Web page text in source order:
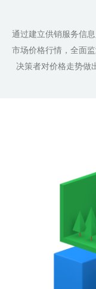
通过建立供销服务信
市场价格行情，全面
决策者对价格走势做